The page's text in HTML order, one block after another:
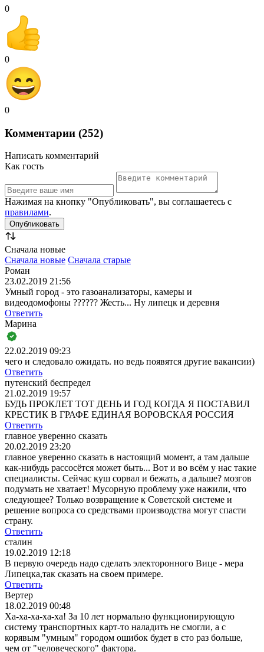
0
0
0
Комментарии (252)
Написать комментарий
Как гость
Нажимая на кнопку "Опубликовать", вы соглашаетесь с
правилами.
Сначала новые
Сначала новые Сначала старые
Роман
23.02.2019 21:56
Умный город - это газоанализаторы, камеры и
видеодомофоны ?????? Жесть... Ну липецк и деревня
Ответить
Марина
22.02.2019 09:23
чего и следовало ожидать. но ведь появятся другие вакансии)
Ответить
путенский беспредел
21.02.2019 19:57
БУДЬ ПРОКЛЕТ ТОТ ДЕНЬ И ГОД КОГДА Я ПОСТАВИЛ
КРЕСТИК В ГРАФЕ ЕДИНАЯ ВОРОВСКАЯ РОССИЯ
Ответить
главное уверенно сказать
20.02.2019 23:20
главное уверенно сказать в настоящий момент, а там дальше
как-нибудь рассосётся может быть... Вот и во всём у нас такие
специалисты. Сейчас куш сорвал и бежать, а дальше? мозгов
подумать не хватает! Мусорную проблему уже нажили, что
следующее? Только возвращение к Советской системе и
решение вопроса со средствами производства могут спасти
страну.
Ответить
сталин
19.02.2019 12:18
В первую очередь надо сделать электоронного Вице - мера
Липецка,так сказать на своем примере.
Ответить
Вертер
18.02.2019 00:48
Ха-ха-ха-ха-ха! За 10 лет нормально функционирующую
систему транспортных карт-то наладить не смогли, а с
корявым "умным" городом ошибок будет в сто раз больше,
чем от "человеческого" фактора.